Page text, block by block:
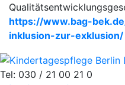
https://www.bag-
inklusion-zur-exklusion/
Tel: 030 / 21 00 21 0